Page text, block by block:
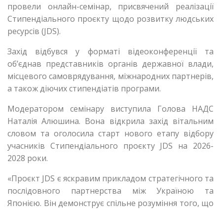
провели онлайн-семінар, присвячений реалізації
Стипендіального проєкту щодо розвитку людських
ресурсів (JDS).
Захід відбувся у форматі відеоконференції та
об’єднав представників органів державної влади,
місцевого самоврядування, міжнародних партнерів,
а також діючих стипендіатів програми.
Модератором семінару виступила Голова НАДС
Наталія Алюшина. Вона відкрила захід вітальним
словом та оголосила старт нового етапу відбору
учасників Стипендіального проєкту JDS на 2026-
2028 роки.
«Проєкт JDS є яскравим прикладом стратегічного та
послідовного партнерства між Україною та
Японією. Він демонструє спільне розуміння того, що